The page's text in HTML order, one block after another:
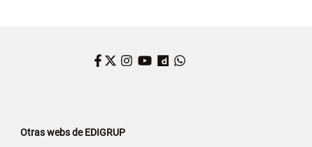
Facebook
Twitter
Instagram
YouTube
Dailymotion
Otras webs de EDIGRUP